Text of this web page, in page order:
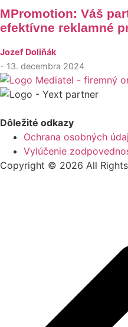
MPromotion: Váš
efektívne reklamné
Jozef Doliňák
- 13. decembra 2024
Dôležité odkazy
Ochrana osobných
Vylúčenie
Copyright © 2026 All Rights